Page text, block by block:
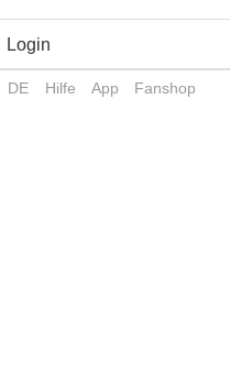
Login
DE Hilfe App Fanshop